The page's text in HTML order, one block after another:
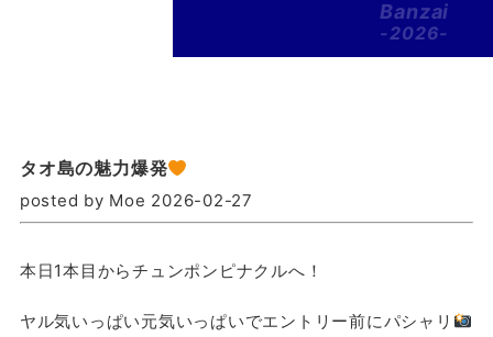
Banzai
-2026-
タオ島の魅力爆発
posted by Moe 2026-02-27
本日1本目からチュンポンピナクルへ！
ヤル気いっぱい元気いっぱいでエントリー前にパシャリ